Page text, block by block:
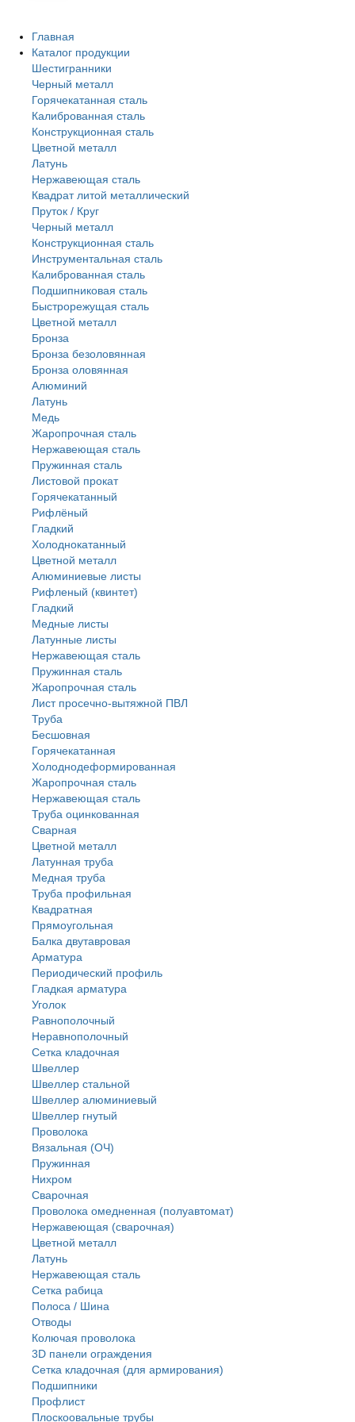
Главная
Каталог продукции
Шестигранники
Черный металл
Горячекатанная сталь
Калиброванная сталь
Конструкционная сталь
Цветной металл
Латунь
Нержавеющая сталь
Квадрат литой металлический
Пруток / Круг
Черный металл
Конструкционная сталь
Инструментальная сталь
Калиброванная сталь
Подшипниковая сталь
Быстрорежущая сталь
Цветной металл
Бронза
Бронза безоловянная
Бронза оловянная
Алюминий
Латунь
Медь
Жаропрочная сталь
Нержавеющая сталь
Пружинная сталь
Листовой прокат
Горячекатанный
Рифлёный
Гладкий
Холоднокатанный
Цветной металл
Алюминиевые листы
Рифленый (квинтет)
Гладкий
Медные листы
Латунные листы
Нержавеющая сталь
Пружинная сталь
Жаропрочная сталь
Лист просечно-вытяжной ПВЛ
Труба
Бесшовная
Горячекатанная
Холоднодеформированная
Жаропрочная сталь
Нержавеющая сталь
Труба оцинкованная
Сварная
Цветной металл
Латунная труба
Медная труба
Труба профильная
Квадратная
Прямоугольная
Балка двутавровая
Арматура
Периодический профиль
Гладкая арматура
Уголок
Равнополочный
Неравнополочный
Сетка кладочная
Швеллер
Швеллер стальной
Швеллер алюминиевый
Швеллер гнутый
Проволока
Вязальная (ОЧ)
Пружинная
Нихром
Сварочная
Проволока омедненная (полуавтомат)
Нержавеющая (сварочная)
Цветной металл
Латунь
Нержaвеющая сталь
Сетка рабица
Полоса / Шина
Отводы
Колючая проволока
3D панели ограждения
Сетка кладочная (для армирования)
Подшипники
Профлист
Плоскоовальные трубы